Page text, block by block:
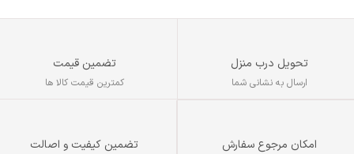
تحویل درب منزل
ارسال به نشانی شما
تضمین قیمت
کمترین قیمت کالا ها
امکان مرجوع سفارش تضمین کیفیت و اصالت